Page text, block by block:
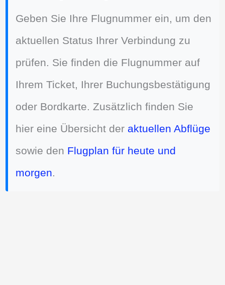
Geben Sie Ihre Flugnummer ein, um den
aktuellen Status Ihrer Verbindung zu
prüfen. Sie finden die Flugnummer auf
Ihrem Ticket, Ihrer Buchungsbestätigung
oder Bordkarte. Zusätzlich finden Sie
hier eine Übersicht der aktuellen Abflüge
sowie den Flugplan für heute und
morgen.